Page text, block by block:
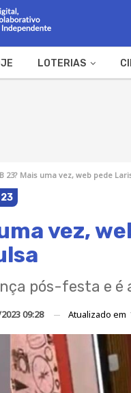
LOTERIAS
23? Mais uma vez, web pede
23
vez,
pós-festa e é
09:28 Atualizado em